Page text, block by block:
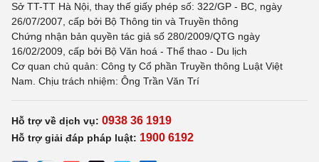
Sở TT-TT Hà Nội, thay thế giấy phép số: 322/GP - BC, ngày
26/07/2007, cấp bởi Bộ Thông tin và Truyền thông
Chứng nhận bản quyền tác giả số 280/2009/QTG ngày
16/02/2009, cấp bởi Bộ Văn hoá - Thể thao - Du lịch
Cơ quan chủ quản: Công ty Cổ phần Truyền thông Luật Việt
Nam. Chịu trách nhiệm: Ông Trần Văn Trí
Hỗ trợ về dịch vụ: 0938 36 1919
Hỗ trợ giải đáp pháp luật: 1900 6192